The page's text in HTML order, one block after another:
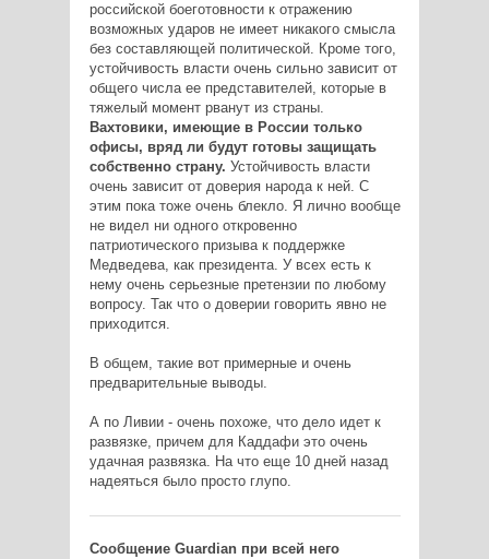
российской боеготовности к отражению
возможных ударов не имеет никакого смысла
без составляющей политической. Кроме того,
устойчивость власти очень сильно зависит от
общего числа ее представителей, которые в
тяжелый момент рванут из страны.
Вахтовики, имеющие в России только
офисы, вряд ли будут готовы защищать
собственно страну. Устойчивость власти
очень зависит от доверия народа к ней. С
этим пока тоже очень блекло. Я лично вообще
не видел ни одного откровенно
патриотического призыва к поддержке
Медведева, как президента. У всех есть к
нему очень серьезные претензии по любому
вопросу. Так что о доверии говорить явно не
приходится.
В общем, такие вот примерные и очень
предварительные выводы.
А по Ливии - очень похоже, что дело идет к
развязке, причем для Каддафи это очень
удачная развязка. На что еще 10 дней назад
надеяться было просто глупо.
Сообщение Guardian при всей него